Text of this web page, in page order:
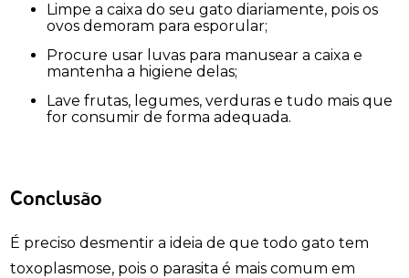
Limpe a caixa do seu gato diariamente, pois os
ovos demoram para esporular;
Procure usar luvas para manusear a caixa e
mantenha a higiene delas;
Lave frutas, legumes, verduras e tudo mais que
for consumir de forma adequada.
Conclusão
É preciso desmentir a ideia de que todo gato tem
toxoplasmose, pois o parasita é mais comum em